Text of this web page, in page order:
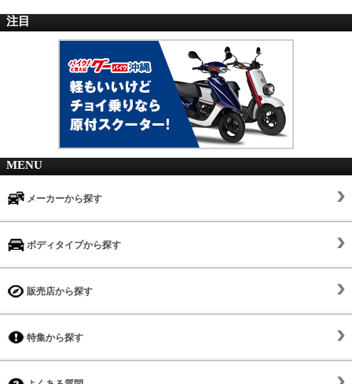
注目
MENU
メーカーから探す
ボディタイプから探す
販売店から探す
特集から探す